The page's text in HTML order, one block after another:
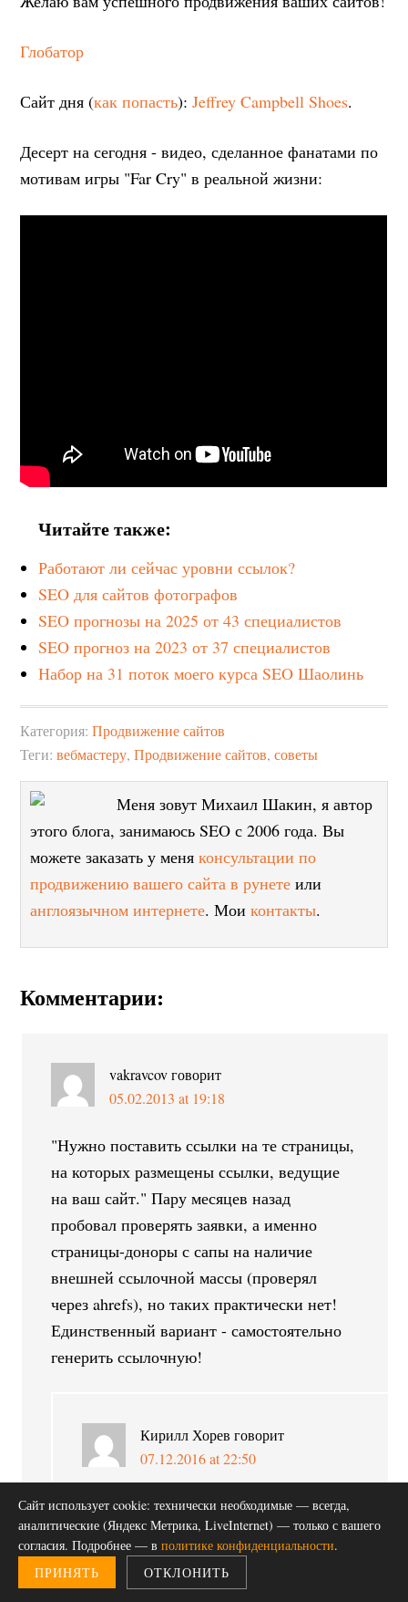
Глобатор
Сайт дня (как попасть):Jeffrey Campbell Shoes.
Десерт на сегодня - видео, сделанное фанатами по
мотивам игры "Far Cry" в реальной жизни:
Читайте также:
Работают ли сейчас уровни ссылок?
SEO для сайтов фотографов
SEO прогнозы на 2025 от 43 специалистов
SEO прогноз на 2023 от 37 специалистов
Набор на 31 поток моего курса SEO Шаолинь
Категория:Продвижение сайтов
Теги:вебмастеру,Продвижение сайтов,советы
Меня зовут Михаил Шакин, я автор
этого блога, занимаюсь SEO с 2006 года. Вы
можете заказать у меняконсультации по
продвижению вашего сайта в рунете или
англоязычном интернете. Моиконтакты.
Комментарии:
vakravcov говорит
05.02.2013 at 19:18
"Нужно поставить ссылки на те страницы,
на которых размещены ссылки, ведущие
на ваш сайт." Пару месяцев назад
пробовал проверять заявки, а именно
страницы-доноры с сапы на наличие
внешней ссылочной массы (проверял
через ahrefs), но таких практически нет!
Единственный вариант - самостоятельно
генерить ссылочную!
Кирилл Хорев говорит
07.12.2016 at 22:50
Тема всё еще актуальна? Работает?
Михаил Шакин
Сайт использует cookie: технически необходимые — всегда,
аналитические (Яндекс Метрика, LiveInternet) — только с вашего
согласия. Подробнее — в политике конфиденциальности.
ПРИНЯТЬ
ОТКЛОНИТЬ